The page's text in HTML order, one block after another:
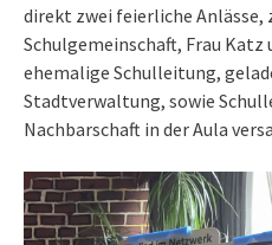
direkt zwei feierliche Anlässe,
Schulgemeinschaft, Frau
ehemalige Schulleitung,
Stadtverwaltung, sowie
Nachbarschaft in der Aula